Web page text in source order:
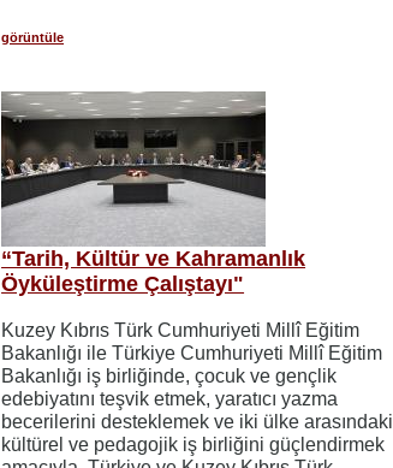
görüntüle
“Tarih, Kültür ve Kahramanlık
Öyküleştirme Çalıştayı"
Kuzey Kıbrıs Türk Cumhuriyeti Millî Eğitim
Bakanlığı ile Türkiye Cumhuriyeti Millî Eğitim
Bakanlığı iş birliğinde, çocuk ve gençlik
edebiyatını teşvik etmek, yaratıcı yazma
becerilerini desteklemek ve iki ülke arasındaki
kültürel ve pedagojik iş birliğini güçlendirmek